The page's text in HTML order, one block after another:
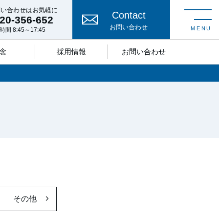
toggle
MENU
合わせはお気軽に
356-652
間 8:45～17:45
Contact
お問い合わせ
採用情報 お問い合わせ
その他